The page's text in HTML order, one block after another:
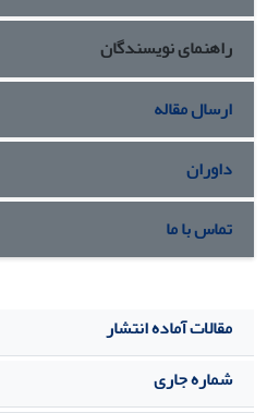
راهنمای نویسندگان
ارسال مقاله
داوران
تماس با ما
مقالات آماده انتشار
شماره جاری